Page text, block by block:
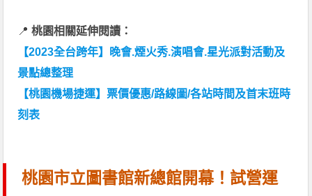
📍桃園相關延伸閱讀：
【2023全台跨年】晚會.煙火秀.演唱會.星光派對活動及
景點總整理
【桃園機場捷運】票價優惠/路線圖/各站時間及首末班時
刻表
桃園市立圖書館新總館開幕！試營運